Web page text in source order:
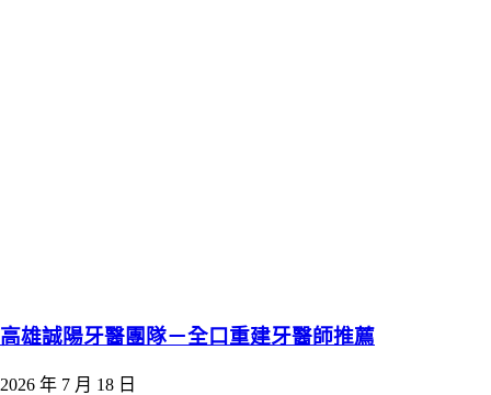
高雄誠陽牙醫團隊－全口重建牙醫師推薦
2026 年 7 月 18 日